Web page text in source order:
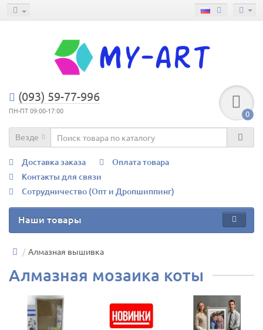
(093) 59-77-996
ПН-ПТ 09:00-17:00 0
Везде
Доставка заказа
Оплата товара
Контакты для связи
Сотрудничество (Опт и Дропшиппинг)
Наши товары
Алмазная вышивка
Алмазная мозаика коты